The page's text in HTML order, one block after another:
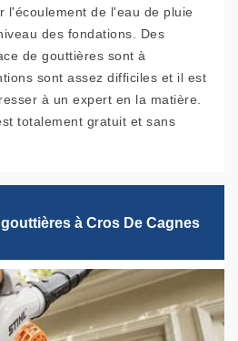
l'écoulement de l'eau de pluie
des fondations. Des
de gouttières sont à
sont assez difficiles et il est
à un expert en la matière.
totalement gratuit et sans
à Cros De Cagnes